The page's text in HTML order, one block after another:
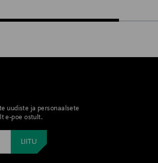
uudiste ja personaalsete
e-poe ostult.